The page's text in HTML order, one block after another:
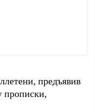
предъявив
прописки,